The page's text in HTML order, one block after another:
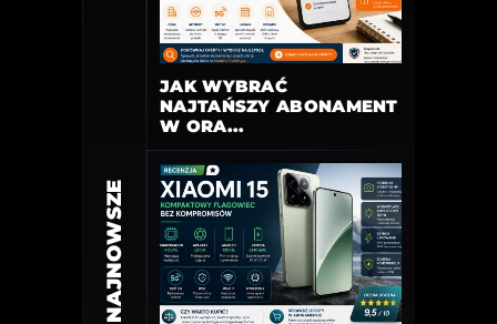
NAJNOWSZE
JAK WYBRAĆ
NAJTAŃSZY ABONAMENT
W ORA...